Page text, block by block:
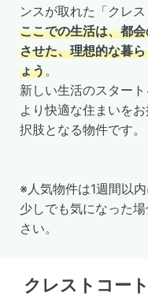
ンスが取れた「クレス
ここでの生活は、都
させた、理想的な暮
ょう。
新しい生活のスタート
より快適な住まいを
択肢となる物件です。
※人気物件は1週間以
少しでも気になった
さい。
クレストコー